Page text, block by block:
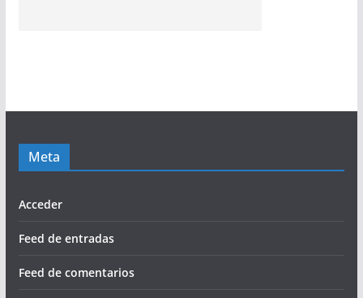
Meta
Acceder
Feed de entradas
Feed de comentarios